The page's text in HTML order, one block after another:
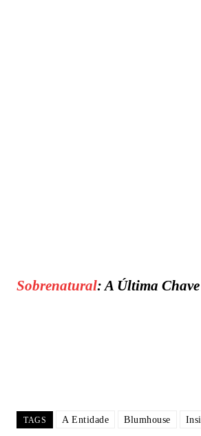
Sobrenatural: A Última Chave
TAGS A Entidade Blumhouse